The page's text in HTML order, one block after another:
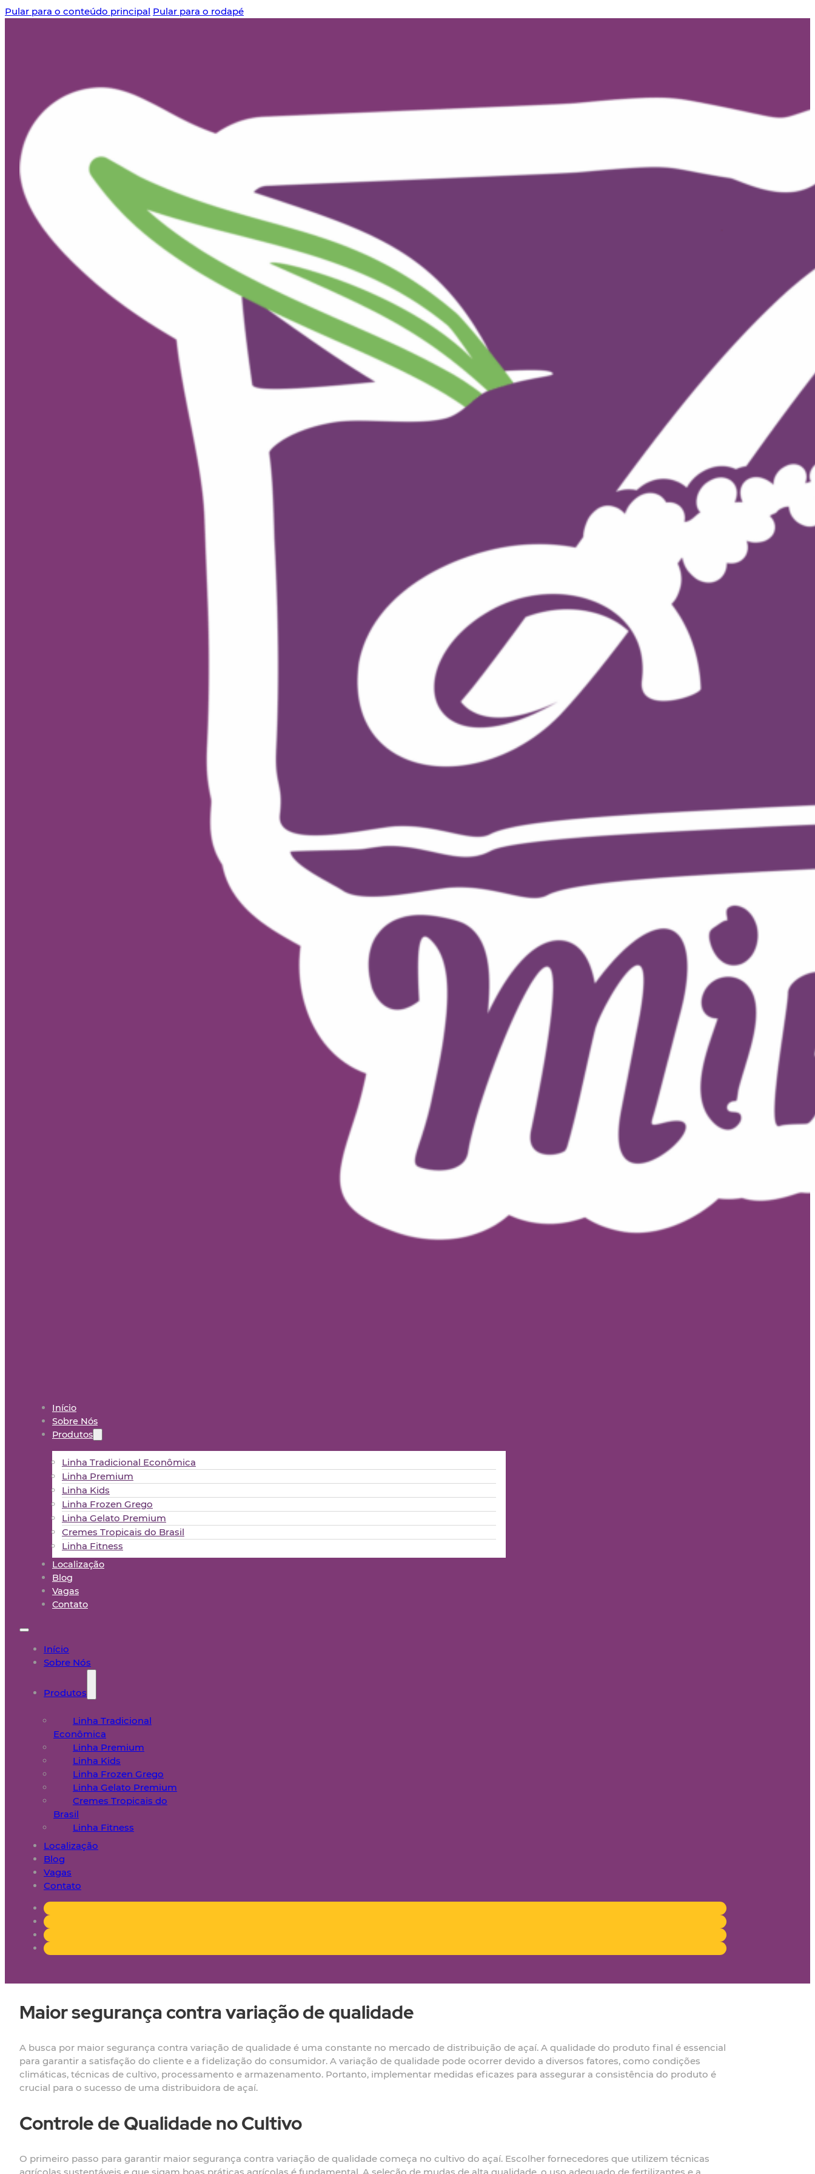
Pular para o conteúdo principal Pular para o rodapé
Início
Sobre Nós
Produtos
Linha Tradicional Econômica
Linha Premium
Linha Kids
Linha Frozen Grego
Linha Gelato Premium
Cremes Tropicais do Brasil
Linha Fitness
Localização
Blog
Vagas
Contato
Início
Sobre Nós
Produtos
Linha Tradicional
Econômica
Linha Premium
Linha Kids
Linha Frozen Grego
Linha Gelato Premium
Cremes Tropicais do
Brasil
Linha Fitness
Localização
Blog
Vagas
Contato
Maior segurança contra variação de qualidade
A busca por maior segurança contra variação de qualidade é uma constante no mercado de distribuição de açaí. A qualidade do produto final é essencial
para garantir a satisfação do cliente e a fidelização do consumidor. A variação de qualidade pode ocorrer devido a diversos fatores, como condições
climáticas, técnicas de cultivo, processamento e armazenamento. Portanto, implementar medidas eficazes para assegurar a consistência do produto é
crucial para o sucesso de uma distribuidora de açaí.
Controle de Qualidade no Cultivo
O primeiro passo para garantir maior segurança contra variação de qualidade começa no cultivo do açaí. Escolher fornecedores que utilizem técnicas
agrícolas sustentáveis e que sigam boas práticas agrícolas é fundamental. A seleção de mudas de alta qualidade, o uso adequado de fertilizantes e a